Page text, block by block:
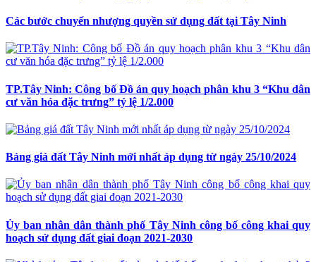
Các bước chuyển nhượng quyền sử dụng đất tại Tây Ninh
TP.Tây Ninh: Công bố Đồ án quy hoạch phân khu 3 “Khu dân
cư văn hóa đặc trưng” tỷ lệ 1/2.000
Bảng giá đất Tây Ninh mới nhất áp dụng từ ngày 25/10/2024
Ủy ban nhân dân thành phố Tây Ninh công bố công khai quy
hoạch sử dụng đất giai đoạn 2021-2030